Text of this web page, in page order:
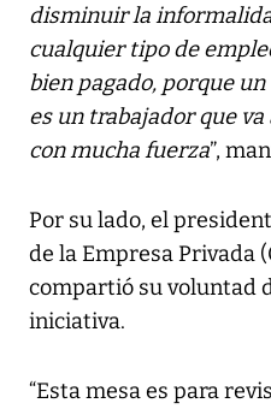
disminuir la
cualquier tipo de
bien pagado, porque
es un trabajador que
con mucha fuerza”,
Por su lado, el
de la Empresa Privada
compartió su voluntad
iniciativa.
“Esta mesa es para